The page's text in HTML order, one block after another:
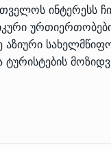
ინტერესს
აზიური
ტურისტების